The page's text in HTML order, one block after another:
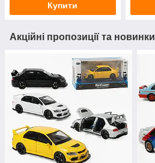
Купити
Акційні пропозиції та новинки